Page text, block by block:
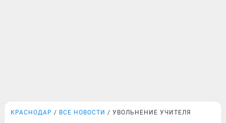
КРАСНОДАР ВСЕ НОВОСТИ УВОЛЬНЕНИЕ УЧИТЕЛЯ